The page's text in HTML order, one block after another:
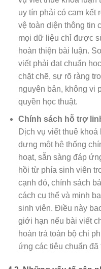
uy tín phải có cam kết
vệ toàn diện thông tin
mọi dữ liệu chỉ được
hoàn thiện bài luận.
viết phải đạt chuẩn
chặt chẽ, sự rõ ràng
nguyên bản, không vi
quyền học thuật.
Chính sách hỗ trợ
Dịch vụ viết thuê
dựng một hệ thống
hoạt, sẵn sàng đáp
hồi từ phía sinh viên
cạnh đó, chính sách
cách cụ thể và minh
sinh viên. Điều này
giới hạn nếu bài viết
hoàn trả toàn bộ chi
ứng các tiêu chuẩn